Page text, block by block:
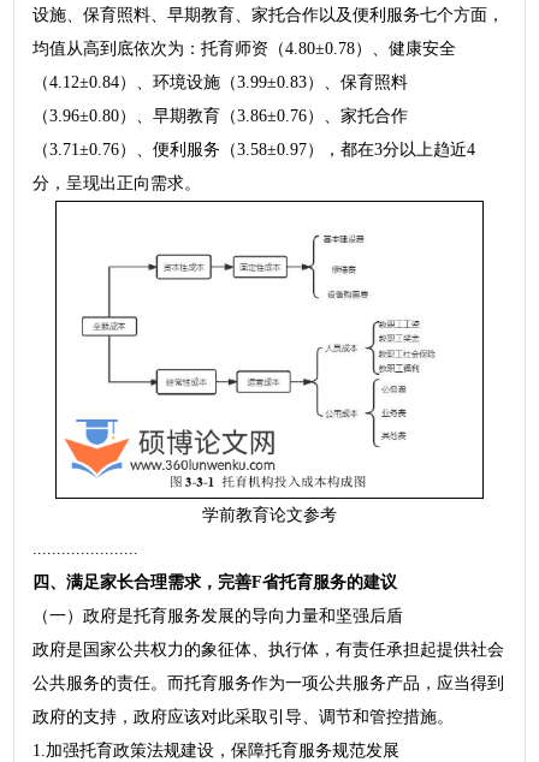
设施、保育照料、早期教育、家托合作以及便利服务七个方面，
均值从高到底依次为：托育师资（4.80±0.78）、健康安全
（4.12±0.84）、环境设施（3.99±0.83）、保育照料
（3.96±0.80）、早期教育（3.86±0.76）、家托合作
（3.71±0.76）、便利服务（3.58±0.97），都在3分以上趋近4
分，呈现出正向需求。
学前教育论文参考
四、满足家长合理需求，完善F省托育服务的建议
（一）政府是托育服务发展的导向力量和坚强后盾
政府是国家公共权力的象征体、执行体，有责任承担起提供社会
公共服务的责任。而托育服务作为一项公共服务产品，应当得到
政府的支持，政府应该对此采取引导、调节和管控措施。
1.加强托育政策法规建设，保障托育服务规范发展